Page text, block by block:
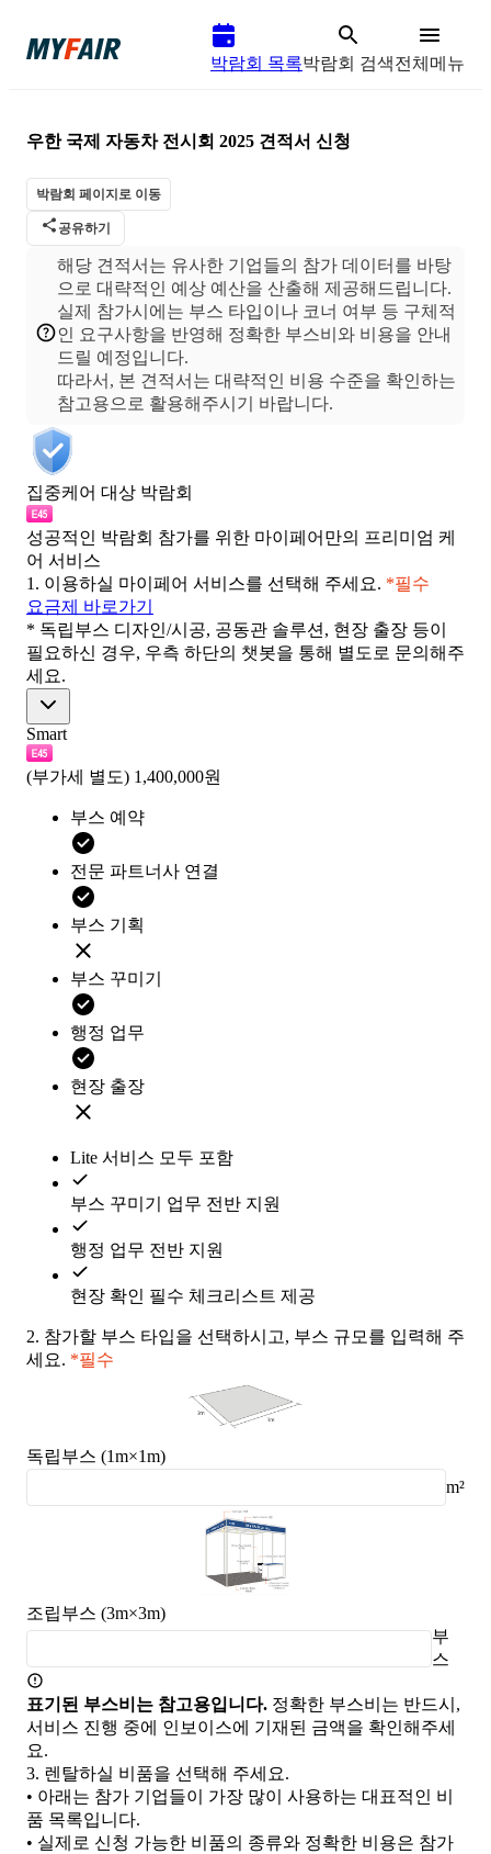
박람회 목록박람회 검색전체메뉴
우한 국제 자동차 전시회 2025 견적서 신청
박람회 페이지로 이동
공유하기
해당 견적서는 유사한 기업들의 참가 데이터를 바탕
으로 대략적인 예상 예산을 산출해 제공해드립니다.
실제 참가시에는 부스 타입이나 코너 여부 등 구체적
인 요구사항을 반영해 정확한 부스비와 비용을 안내
드릴 예정입니다.
따라서, 본 견적서는 대략적인 비용 수준을 확인하는
집중케어 대상 박람회
성공적인 박람회 참가를 위한 마이페어만의 프리미엄 케
어 서비스
1. 이용하실 마이페어 서비스를 선택해 주세요. *필수
요금제 바로가기
* 독립부스 디자인/시공, 공동관 솔루션, 현장 출장 등이
필요하신 경우, 우측 하단의 챗봇을 통해 별도로 문의해주
세요.
Smart
(부가세 별도) 1,400,000원
부스 예약
전문 파트너사 연결
부스 기획
부스 꾸미기
행정 업무
현장 출장
Lite 서비스 모두 포함
부스 꾸미기 업무 전반 지원
행정 업무 전반 지원
현장 확인 필수 체크리스트 제공
2. 참가할 부스 타입을 선택하시고, 부스 규모를 입력해 주
세요. *필수
독립부스 (1m×1m)
m²
조립부스 (3m×3m)
부
스
표기된 부스비는 참고용입니다. 정확한 부스비는 반드시,
서비스 진행 중에 인보이스에 기재된 금액을 확인해주세
요.
3. 렌탈하실 비품을 선택해 주세요.
• 아래는 참가 기업들이 가장 많이 사용하는 대표적인 비
품 목록입니다.
• 실제로 신청 가능한 비품의 종류와 정확한 비용은 참가